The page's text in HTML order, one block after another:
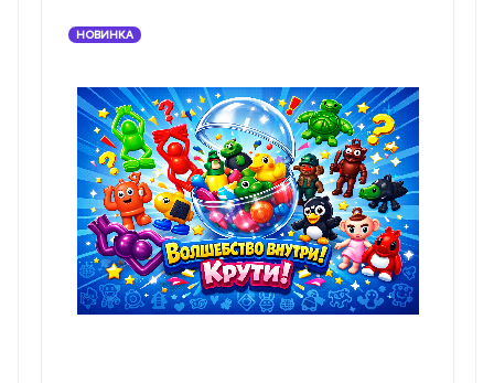
НОВИНКА